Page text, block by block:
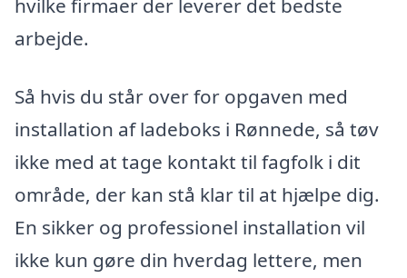
hvilke firmaer der leverer det bedste
arbejde.
Så hvis du står over for opgaven med
installation af ladeboks i Rønnede, så tøv
ikke med at tage kontakt til fagfolk i dit
område, der kan stå klar til at hjælpe dig.
En sikker og professionel installation vil
ikke kun gøre din hverdag lettere, men